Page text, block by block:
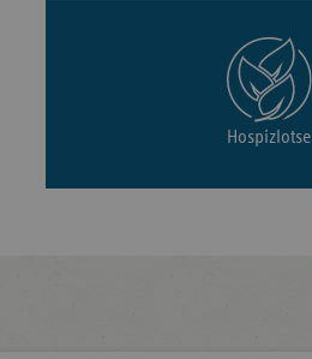
Hospizlotse